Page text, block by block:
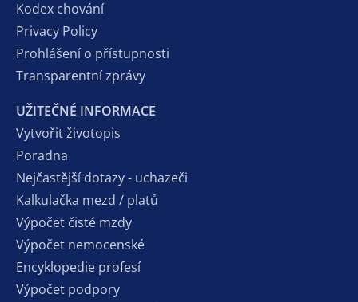
Kodex chování
Privacy Policy
Prohlášení o přístupnosti
Transparentní zprávy
UŽITEČNÉ INFORMACE
Vytvořit životopis
Poradna
Nejčastější dotazy - uchazeči
Kalkulačka mezd / platů
Výpočet čisté mzdy
Výpočet nemocenské
Encyklopedie profesí
Výpočet podpory